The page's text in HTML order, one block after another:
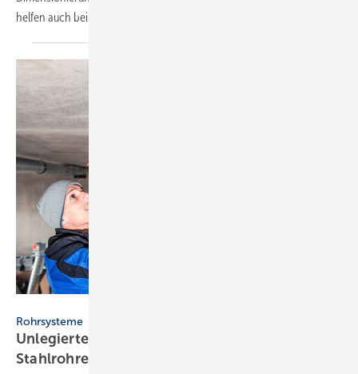
helfen auch bei der Auslegung per
Rohrsysteme
Unlegierter Stahl: Das ist beim Einsatz von C-
Stahlrohren zu